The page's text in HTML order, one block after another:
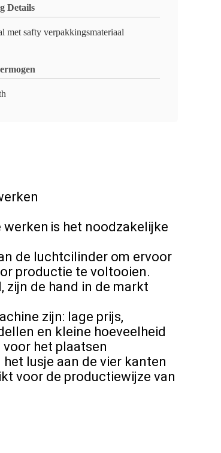
Details
met safty verpakkingsmateriaal
werken is het noodzakelijke
de luchtcilinder om ervoor
productie te voltooien.
de hand in de markt
zijn: lage prijs,
en kleine hoeveelheid
het plaatsen
lusje aan de vier kanten
voor de productiewijze van